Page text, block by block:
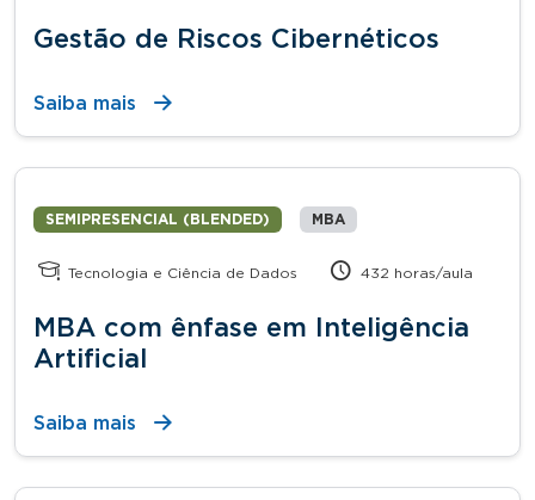
Gestão de Riscos Cibernéticos
Saiba mais
SEMIPRESENCIAL (BLENDED) MBA
Tecnologia e Ciência de Dados 432 horas/aula
MBA com ênfase em Inteligência
Artificial
Saiba mais